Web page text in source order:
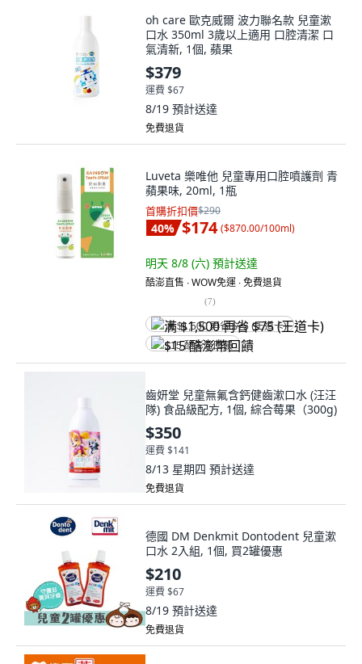
oh care 歐克威爾 波力聯名款 兒童漱
口水 350ml 3歲以上適用 口腔清潔 口
氣清新, 1個, 蘋果
$379
運費 $67
8/19 預計送達
免費退貨
Luveta 樂唯他 兒童專用口腔噴護劑 青
蘋果味, 20ml, 1瓶
首購折扣價$290
40% $174 ($870.00/100ml)
明天 8/8 (六) 預計送達
酷澎直售 ∙ WOW免運 ∙ 免費退貨
(7)
满 $1,500 再省 $75 (王道卡)
$15 酷澎幣回饋
齒妍堂 兒童無氟含鈣健齒漱口水 (汪汪
隊) 食品級配方, 1個, 綜合莓果（300g)
$350
運費 $141
8/13 星期四 預計送達
免費退貨
德國 DM Denkmit Dontodent 兒童漱
口水 2入組, 1個, 買2罐優惠
$210
運費 $67
8/19 預計送達
免費退貨